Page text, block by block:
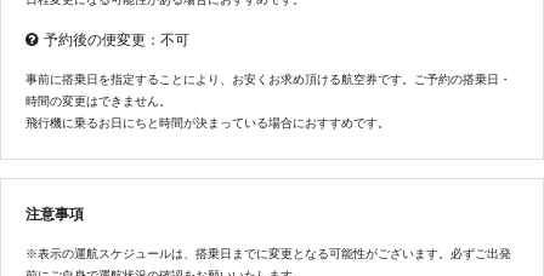
予約後の便変更：不可
事前に搭乗日を指定することにより、お安くお求め頂ける航空券です。ご予約の搭乗日・
時間の変更はできません。
飛行機に乗るお日にちと時間が決まっている場合におすすめです。
注意事項
※表示の運航スケジュールは、搭乗日までに変更となる可能性がございます。必ずご出発